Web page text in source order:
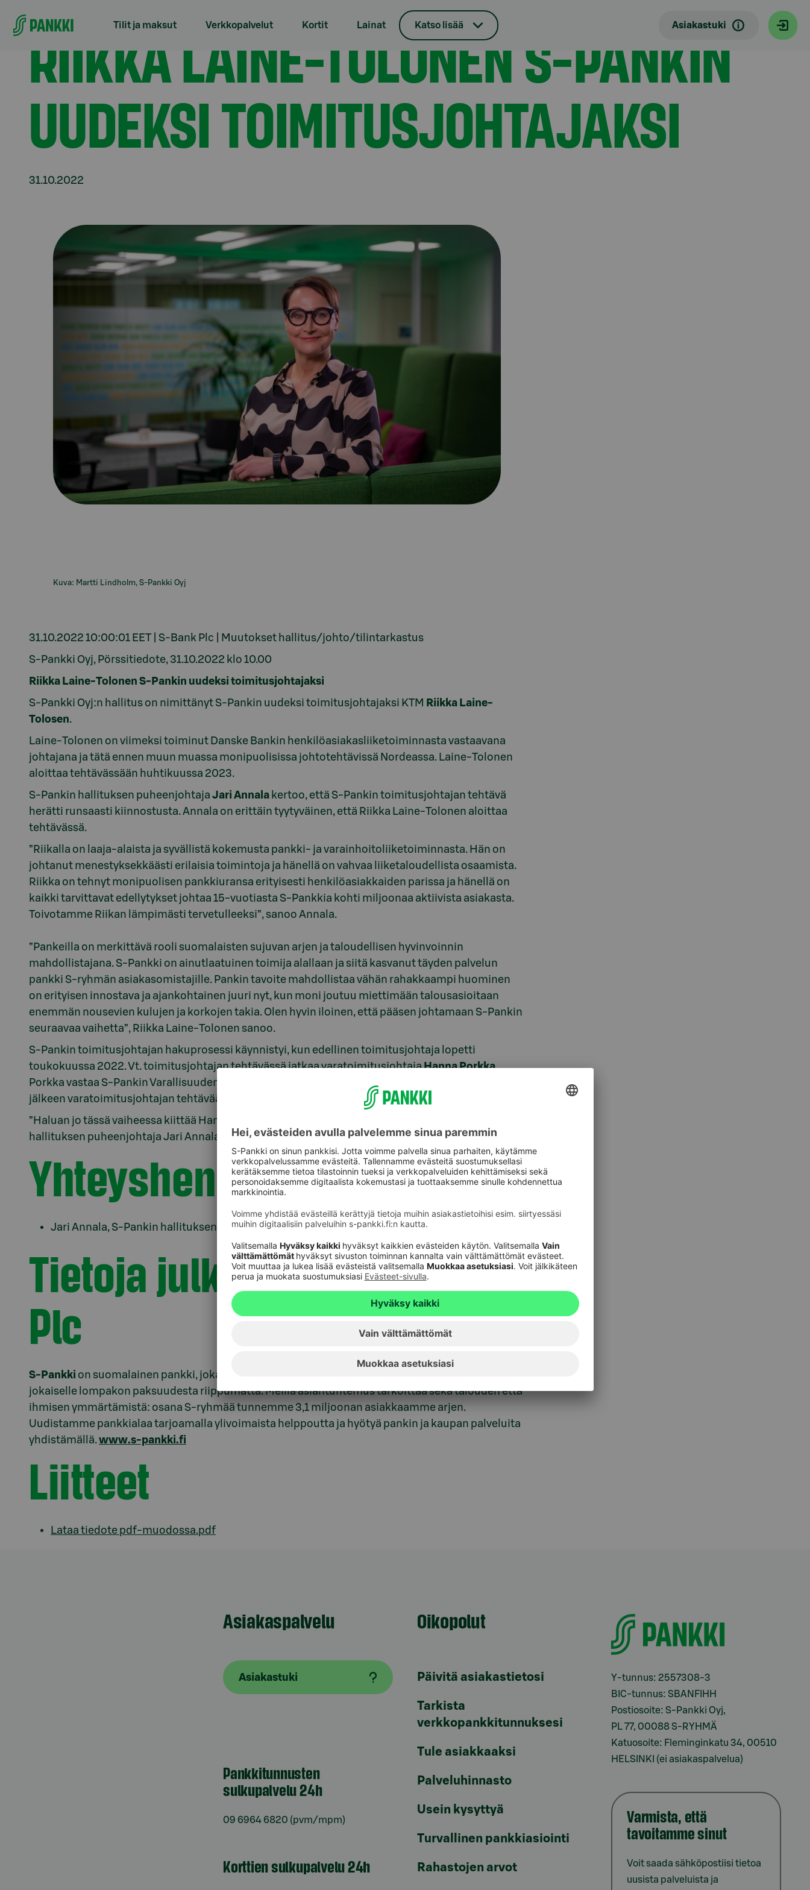
Tilit ja maksut Verkkopalvelut Kortit Lainat Katso lisää Asiakastuki
Riikka Laine-Tolonen S-Pankin uudeksi toimitusjohtajaksi
RIIKKA LAINE-TOLONEN S-PANKIN
UUDEKSI TOIMITUSJOHTAJAKSI
31.10.2022
Kuva: Martti Lindholm, S-Pankki Oyj
31.10.2022 10:00:01 EET | S-Bank Plc | Muutokset hallitus/johto/tilintarkastus
S-Pankki Oyj, Pörssitiedote, 31.10.2022 klo 10.00
Riikka Laine-Tolonen S-Pankin uudeksi toimitusjohtajaksi
S-Pankki Oyj:n hallitus on nimittänyt S-Pankin uudeksi toimitusjohtajaksi KTM Riikka Laine-
Tolosen.
Laine-Tolonen on viimeksi toiminut Danske Bankin henkilöasiakasliiketoiminnasta vastaavana
johtajana ja tätä ennen muun muassa monipuolisissa johtotehtävissä Nordeassa. Laine-Tolonen
aloittaa tehtävässään huhtikuussa 2023.
S-Pankin hallituksen puheenjohtaja Jari Annala kertoo, että S-Pankin toimitusjohtajan tehtävä
herätti runsaasti kiinnostusta. Annala on erittäin tyytyväinen, että Riikka Laine-Tolonen aloittaa
tehtävässä.
”Riikalla on laaja-alaista ja syvällistä kokemusta pankki- ja varainhoitoliiketoiminnasta. Hän on
johtanut menestyksekkäästi erilaisia toimintoja ja hänellä on vahvaa liiketaloudellista osaamista.
Riikka on tehnyt monipuolisen pankkiuransa erityisesti henkilöasiakkaiden parissa ja hänellä on
kaikki tarvittavat edellytykset johtaa 15-vuotiasta S-Pankkia kohti miljoonaa aktiivista asiakasta.
Toivotamme Riikan lämpimästi tervetulleeksi”, sanoo Annala.
”Pankeilla on merkittävä rooli suomalaisten sujuvan arjen ja taloudellisen hyvinvoinnin
mahdollistajana. S-Pankki on ainutlaatuinen toimija alallaan ja siitä kasvanut täyden palvelun
pankki S-ryhmän asiakasomistajille. Pankin tavoite mahdollistaa vähän rahakkaampi huominen
on erityisen innostava ja ajankohtainen juuri nyt, kun moni joutuu miettimään talousasioitaan
enemmän nousevien kulujen ja korkojen takia. Olen hyvin iloinen, että pääsen johtamaan S-Pankin
seuraavaa vaihetta”, Riikka Laine-Tolonen sanoo.
S-Pankin toimitusjohtajan hakuprosessi käynnistyi, kun edellinen toimitusjohtaja lopetti
toukokuussa 2022. Vt. toimitusjohtajan tehtävässä jatkaa varatoimitusjohtajaHanna Porkka.
Porkka vastaa S-Pankin Varallisuudenhoitoliiketoiminnasta ja palaa Laine-Tolosen aloituksen
jälkeen varatoimitusjohtajan tehtävään.
”Haluan jo tässä vaiheessa kiittää Hannaa sitoutumisesta ja arvokkaasta työstä S-Pankin hyväksi”,
hallituksen puheenjohtaja Jari Annala sanoo.
Yhteyshenkilöt
Jari Annala, S-Pankin hallituksen puheenjohtaja, +358 50 566 5032,jari.annala@sok.fi
Tietoja julkaisijasta S-Bank
Plc
S-Pankki on suomalainen pankki, joka haluaa mahdollistaa vähän rahakkaamman huomisen
jokaiselle lompakon paksuudesta riippumatta. Meillä asiantuntemus tarkoittaa sekä talouden että
ihmisen ymmärtämistä: osana S-ryhmää tunnemme 3,1 miljoonan asiakkaamme arjen.
Uudistamme pankkialaa tarjoamalla ylivoimaista helppoutta ja hyötyä pankin ja kaupan palveluita
yhdistämällä.www.s-pankki.fi
Liitteet
Lataa tiedote pdf-muodossa.pdf
Asiakaspalvelu
Asiakastuki
Pankkitunnusten
sulkupalvelu 24h
09 6964 6820 (pvm/mpm)
Korttien sulkupalvelu 24h
Oikopolut
Päivitä asiakastietosi
Tarkista
verkkopankkitunnuksesi
Tule asiakkaaksi
Palveluhinnasto
Usein kysyttyä
Turvallinen pankkiasiointi
Rahastojen arvot
Y-tunnus: 2557308-3
BIC-tunnus: SBANFIHH
Postiosoite: S-Pankki Oyj,
PL 77, 00088 S-RYHMÄ
Katuosoite: Fleminginkatu 34, 00510
HELSINKI (ei asiakaspalvelua)
Varmista, että
tavoitamme sinut
Voit saada sähköpostiisi tietoa
uusista palveluista ja